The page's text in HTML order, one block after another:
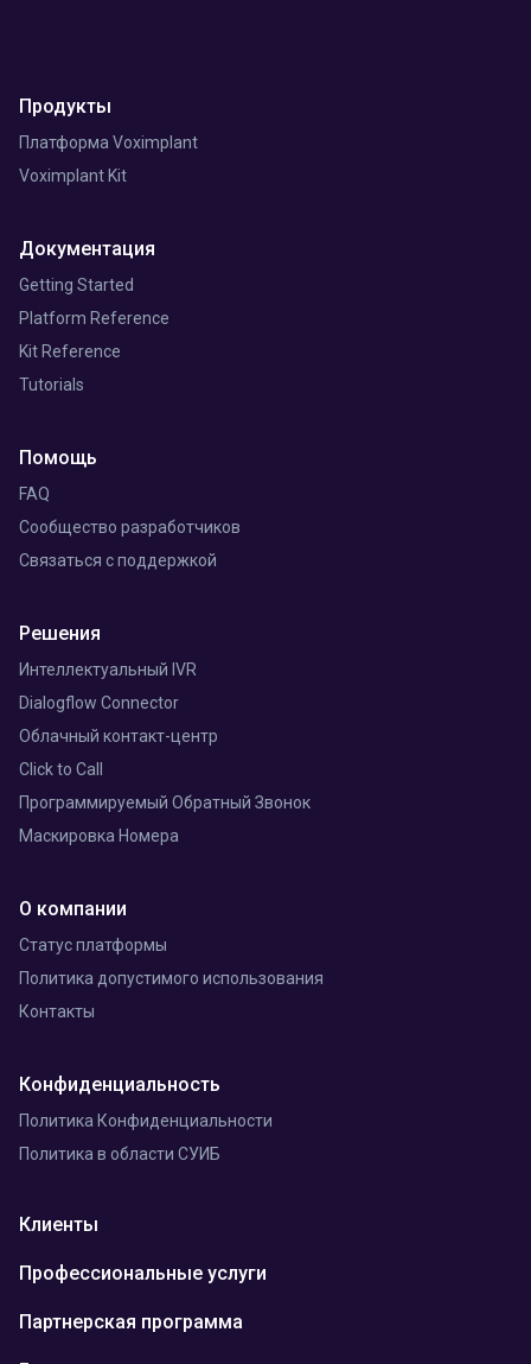
Продукты
Платформа Voximplant
Voximplant Kit
Решения
Интеллектуальный IVR
Dialogflow Connector
Облачный контакт-центр
Click to Call
Программируемый Обратный Звонок
Маскировка Номера
Клиенты
Профессиональные услуги
Партнерская программа
Документация
Getting Started
Platform Reference
Kit Reference
Tutorials
Помощь
FAQ
Сообщество разработчиков
Связаться с поддержкой
О компании
Статус платформы
Политика допустимого использования
Контакты
Конфиденциальность
Политика Конфиденциальности
Политика в области СУИБ